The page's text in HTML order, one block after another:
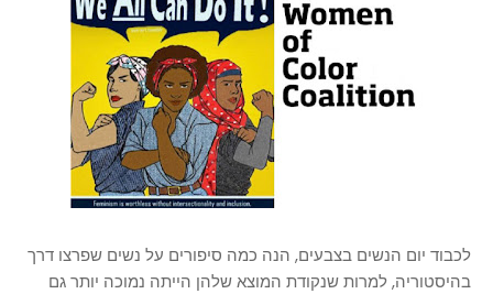
לכבוד יום הנשים בצבעים, הנה כמה סיפורים על נשים שפרצו דרך
בהיסטוריה, למרות שנקודת המוצא שלהן הייתה נמוכה יותר גם